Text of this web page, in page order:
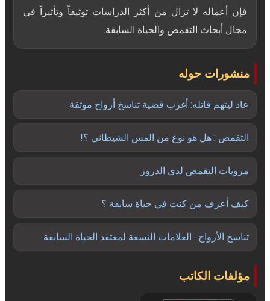
فإن أعماله لا تزال من أكثر الدراسات توثيقاً وتأثيراً في
مجال أبحاث التقمص والحياة السابقة.
منشورات حوله
عاد ليتهم قاتله: أغرب قضية تناسخ أرواح موثقة
التقمص : هل هو نوع من المس الشيطاني ؟!
مرويات التقمص لدى الدروز
كيف أعرف من كنت في حياة سابقة ؟
تناسخ الأرواح : العلامات التسعة لمعتقد الحياة السابقة
مؤلفات الكاتب